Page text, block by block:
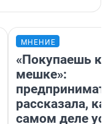
МНЕНИЕ
«Покупаешь
мешке»:
рассказала,
самом деле